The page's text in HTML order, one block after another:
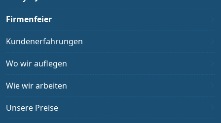
Firmenfeier
Kundenerfahrungen
Wo wir auflegen
Wie wir arbeiten
Unsere Preise